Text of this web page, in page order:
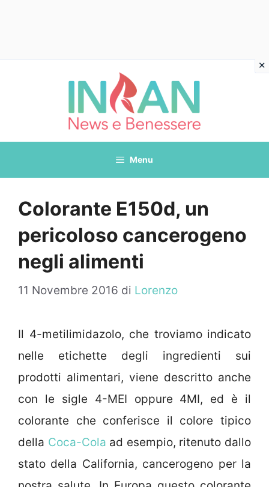
Menu
Colorante E150d, un
pericoloso cancerogeno
negli alimenti
11 Novembre 2016 di Lorenzo
Il 4-metilimidazolo, che troviamo indicato
nelle etichette degli ingredienti sui
prodotti alimentari, viene descritto anche
con le sigle 4-MEI oppure 4MI, ed è il
colorante che conferisce il colore tipico
della Coca-Cola ad esempio, ritenuto dallo
stato della California, cancerogeno per la